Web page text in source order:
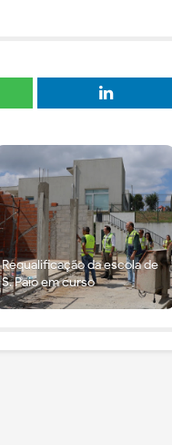
Requalificação da escola de
S. Paio em curso